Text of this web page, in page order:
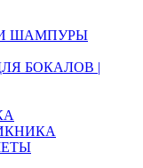
И ШАМПУРЫ
БОКАЛОВ |